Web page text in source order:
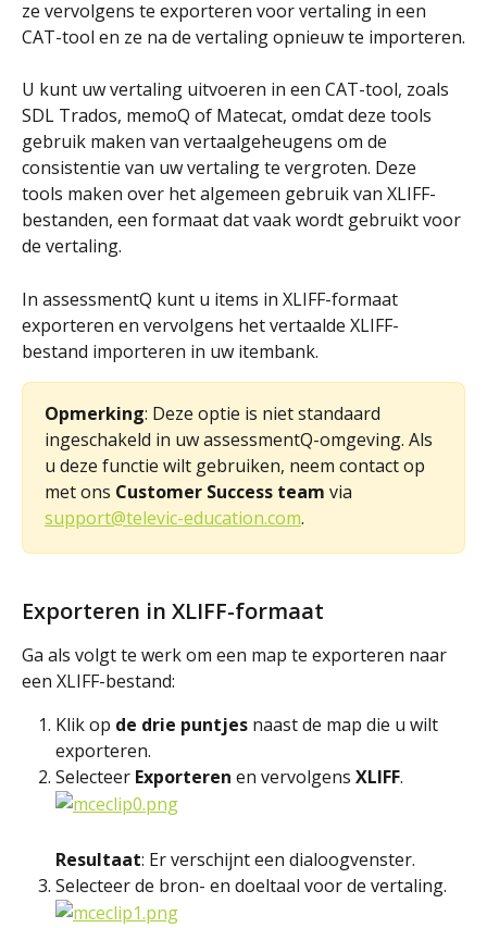
ze vervolgens te exporteren voor vertaling in een
CAT-tool en ze na de vertaling opnieuw te importeren.
U kunt uw vertaling uitvoeren in een CAT-tool, zoals
SDL Trados, memoQ of Matecat, omdat deze tools
gebruik maken van vertaalgeheugens om de
consistentie van uw vertaling te vergroten. Deze
tools maken over het algemeen gebruik van XLIFF-
bestanden, een formaat dat vaak wordt gebruikt voor
de vertaling.
In assessmentQ kunt u items in XLIFF-formaat
exporteren en vervolgens het vertaalde XLIFF-
bestand importeren in uw itembank.
Opmerking: Deze optie is niet standaard
ingeschakeld in uw assessmentQ-omgeving. Als
u deze functie wilt gebruiken, neem contact op
met ons Customer Success team via
support@televic-education.com.
Exporteren in XLIFF-formaat
Ga als volgt te werk om een map te exporteren naar
een XLIFF-bestand:
Klik op de drie puntjes naast de map die u wilt
exporteren.
Selecteer Exporteren en vervolgens XLIFF.
Resultaat: Er verschijnt een dialoogvenster.
Selecteer de bron- en doeltaal voor de vertaling.